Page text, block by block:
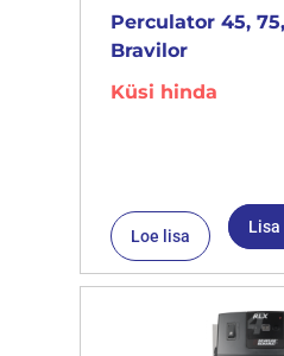
Perculator 45,
Bravilor
Küsi hinda
Loe lisa